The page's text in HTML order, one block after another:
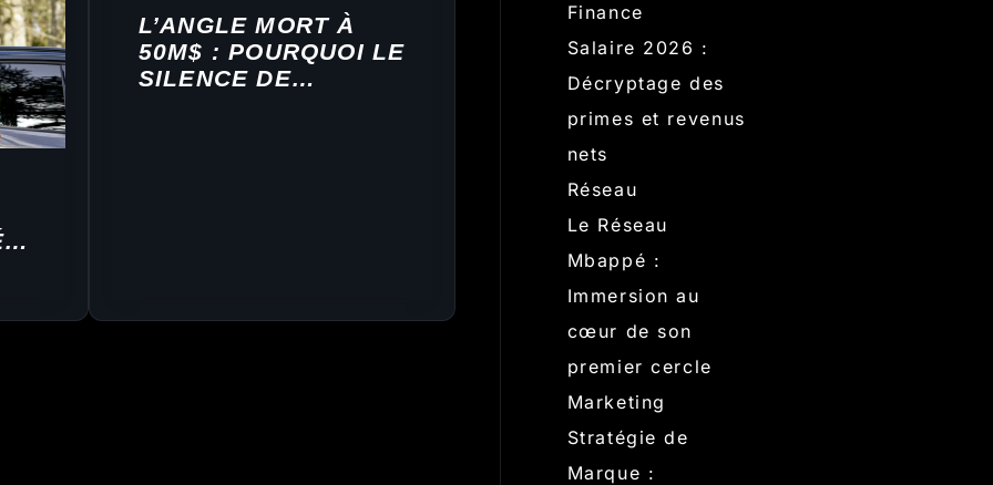
L’ANGLE MORT À
50M$ : POURQUOI LE
SILENCE DE
Finance
Salaire 2026 :
Décryptage des
primes et revenus
nets
Réseau
Le Réseau
Mbappé :
Immersion au
cœur de son
premier cercle
Marketing
Stratégie de
Marque :